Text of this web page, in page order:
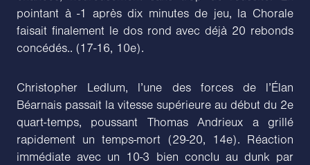
pointant à -1 après dix minutes de jeu, la Chorale
faisait finalement le dos rond avec déjà 20 rebonds
concédés.. (17-16, 10e).
Christopher Ledlum, l’une des forces de l’Élan
Béarnais passait la vitesse supérieure au début du 2e
quart-temps, poussant Thomas Andrieux a grillé
rapidement un temps-mort (29-20, 14e). Réaction
immédiate avec un 10-3 bien conclu au dunk par